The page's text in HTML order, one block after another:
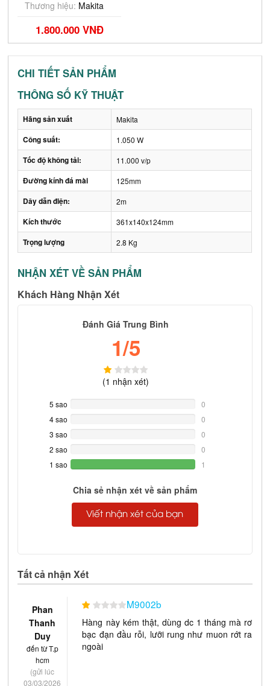
Thương hiệu: Makita
1.800.000 VNĐ
CHI TIẾT SẢN PHẨM
THÔNG SỐ KỸ THUẬT
Hãng sản xuất Makita
Công suất: 1.050 W
Tốc độ không tải: 11.000 v/p
Đường kính đá mài 125mm
Dây dẫn điện: 2m
Kích thước 361x140x124mm
Trọng lượng 2.8 Kg
NHẬN XÉT VỀ SẢN PHẨM
Khách Hàng Nhận Xét
Đánh Giá Trung Bình
1/5
(1 nhận xét)
5 sao
Complete
0
4 sao
Complete
0
3 sao
Complete
0
2 sao
Complete
0
1 sao
1
Chia sẻ nhận xét về sản phẩm
Viết nhận xét của bạn
Tất cả nhận Xét
Phan
Thanh
Duy
đến từ T.p
hcm
(gửi lúc
03/03/2026
M9002b
Hàng này kém thật, dùng dc 1 tháng mà rơ
bạc đạn đầu rỗi, lưỡi rung như muon rớt ra
ngoài